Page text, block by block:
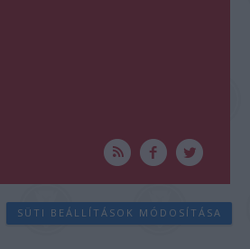
SÜTI BEÁLLÍTÁSOK MÓDOSÍTÁSA